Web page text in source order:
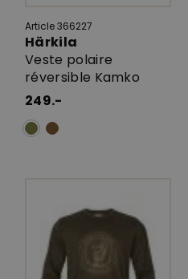
Article 366227
Härkila
Veste polaire
réversible Kamko
249.-